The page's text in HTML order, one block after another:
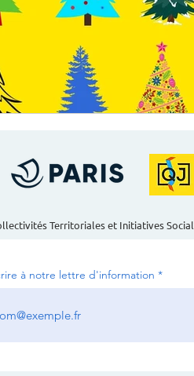
Territoriales et Initiatives
à notre lettre d'information